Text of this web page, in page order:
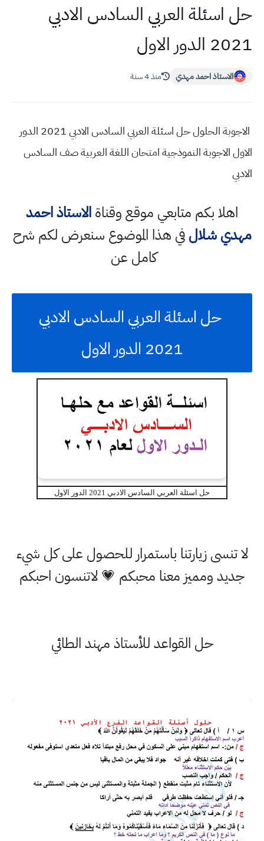
حل اسئلة العربي السادس الادبي
2021 الدور الاول
الاستاذ احمد مهدي منذ 4 سنة
الاجوبة الحلول حل اسئلة العربي السادس الادبي 2021 الدور
الاول الاجوبة النموذجية امتحان اللغة العربية صف السادس
الادبي
اهلا بكم متابعي موقع وقناةالاستاذ احمد
مهدي شلالفي هذا الموضوع سنعرض لكم شرح
كامل عن
حل اسئلة العربي السادس الادبي
2021 الدور الاول
حل اسئلة العربي السادس الادبي 2021 الدور الاول
لا تنسى زيارتنا باستمرار للحصول على كل شيء
جديد ومميز معنا محبكم 💗 لاتنسون احبكم
حل القواعد للأستاذ مهند الطائي